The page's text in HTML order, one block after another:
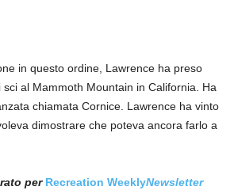
in questo ordine, Lawrence ha preso
al Mammoth Mountain in California. Ha
chiamata Cornice. Lawrence ha vinto
dimostrare che poteva ancora farlo a
per Recreation WeeklyNewsletter